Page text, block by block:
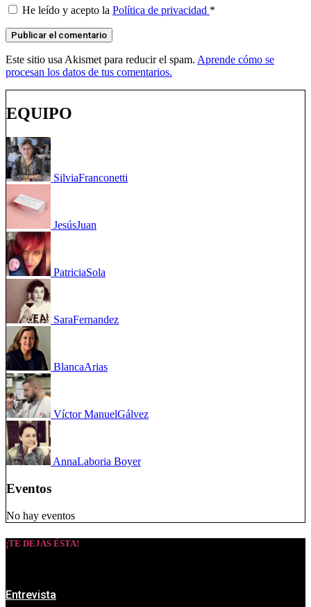
He leído y acepto la Política de privacidad *
Este sitio usa Akismet para reducir el spam. Aprende cómo se
procesan los datos de tus comentarios.
EQUIPO
SilviaFranconetti
JesúsJuan
PatriciaSola
SaraFernandez
BlancaArias
Víctor ManuelGálvez
AnnaLaboria Boyer
Eventos
No hay eventos
¡TE DEJAS ÉSTA!
Entrevista